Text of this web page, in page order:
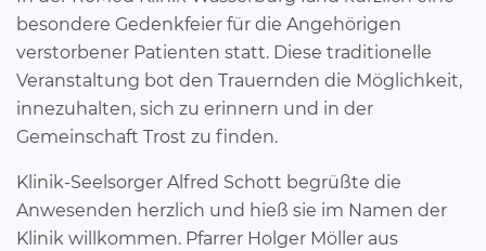
besondere Gedenkfeier für die Angehörigen
verstorbener Patienten statt. Diese traditionelle
Veranstaltung bot den Trauernden die Möglichkeit,
innezuhalten, sich zu erinnern und in der
Gemeinschaft Trost zu finden.
Klinik-Seelsorger Alfred Schott begrüßte die
Anwesenden herzlich und hieß sie im Namen der
Klinik willkommen. Pfarrer Holger Möller aus